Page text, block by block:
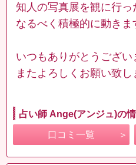
知人の写真展を観に行っ
なるべく積極的に動きま
いつもありがとうござい
またよろしくお願い致し
占い師 Ange(アンジュ)の
口コミ一覧